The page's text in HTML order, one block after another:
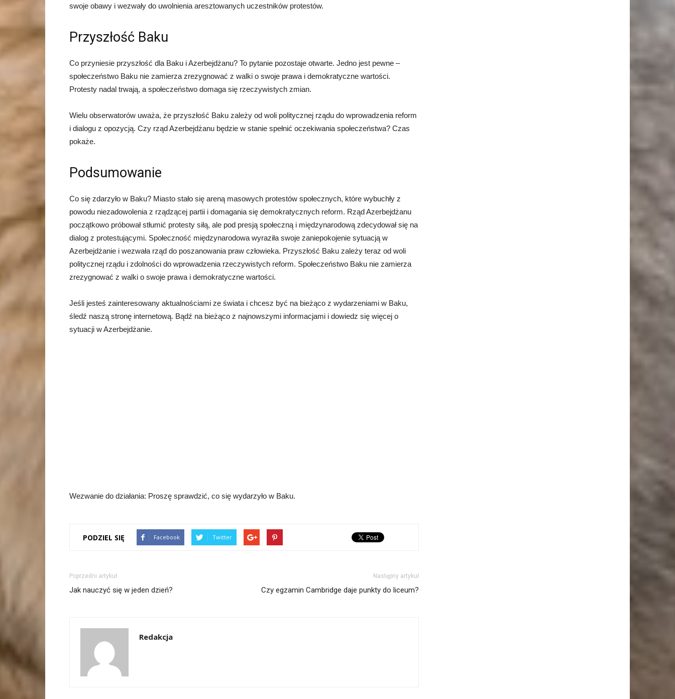
swoje obawy i wezwały do uwolnienia aresztowanych uczestników protestów.
Przyszłość Baku
Co przyniesie przyszłość dla Baku i Azerbejdżanu? To pytanie pozostaje otwarte. Jedno jest pewne –
społeczeństwo Baku nie zamierza zrezygnować z walki o swoje prawa i demokratyczne wartości.
Protesty nadal trwają, a społeczeństwo domaga się rzeczywistych zmian.
Wielu obserwatorów uważa, że przyszłość Baku zależy od woli politycznej rządu do wprowadzenia reform
i dialogu z opozycją. Czy rząd Azerbejdżanu będzie w stanie spełnić oczekiwania społeczeństwa? Czas
pokaże.
Podsumowanie
Co się zdarzyło w Baku? Miasto stało się areną masowych protestów społecznych, które wybuchły z
powodu niezadowolenia z rządzącej partii i domagania się demokratycznych reform. Rząd Azerbejdżanu
początkowo próbował stłumić protesty siłą, ale pod presją społeczną i międzynarodową zdecydował się na
dialog z protestującymi. Społeczność międzynarodowa wyraziła swoje zaniepokojenie sytuacją w
Azerbejdżanie i wezwała rząd do poszanowania praw człowieka. Przyszłość Baku zależy teraz od woli
politycznej rządu i zdolności do wprowadzenia rzeczywistych reform. Społeczeństwo Baku nie zamierza
zrezygnować z walki o swoje prawa i demokratyczne wartości.
Jeśli jesteś zainteresowany aktualnościami ze świata i chcesz być na bieżąco z wydarzeniami w Baku,
śledź naszą stronę internetową. Bądź na bieżąco z najnowszymi informacjami i dowiedz się więcej o
sytuacji w Azerbejdżanie.
Wezwanie do działania: Proszę sprawdzić, co się wydarzyło w Baku.
PODZIEL SIĘ Facebook Twitter
Poprzedni artykuł
Jak nauczyć się w jeden dzień?
Następny artykuł
Czy egzamin Cambridge daje punkty do liceum?
Redakcja